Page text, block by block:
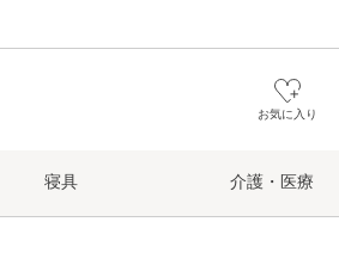
お気に入り
寝具 介護・医療